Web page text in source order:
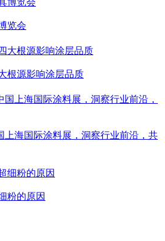
览会
根源影响涂层品质
上海国际涂料展，洞察行业前沿，共
粉的原因